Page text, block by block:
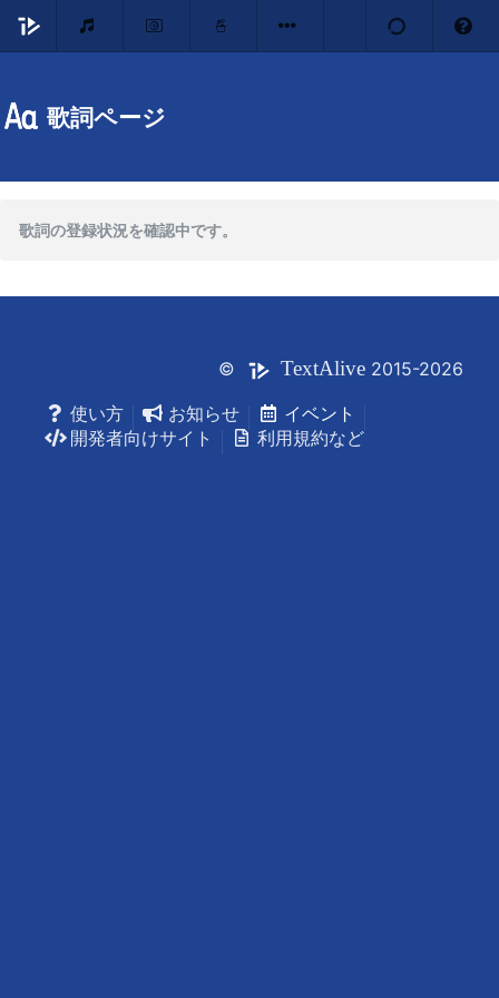
歌詞ページ
歌詞の登録状況を確認中です。
© TextAlive 2015-2026
使い方
お知らせ
イベント
開発者向けサイト
利用規約など